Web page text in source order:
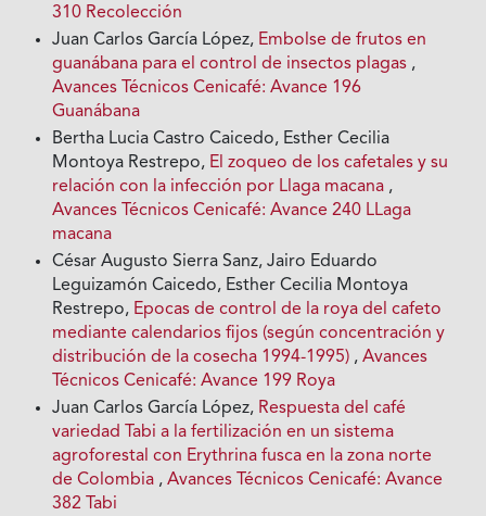
310 Recolección
Juan Carlos García López, Embolse de frutos en
guanábana para el control de insectos plagas ,
Avances Técnicos Cenicafé: Avance 196
Guanábana
Bertha Lucia Castro Caicedo, Esther Cecilia
Montoya Restrepo, El zoqueo de los cafetales y su
relación con la infección por Llaga macana ,
Avances Técnicos Cenicafé: Avance 240 LLaga
macana
César Augusto Sierra Sanz, Jairo Eduardo
Leguizamón Caicedo, Esther Cecilia Montoya
Restrepo, Epocas de control de la roya del cafeto
mediante calendarios fijos (según concentración y
distribución de la cosecha 1994-1995) ,Avances
Técnicos Cenicafé: Avance 199 Roya
Juan Carlos García López, Respuesta del café
variedad Tabi a la fertilización en un sistema
agroforestal con Erythrina fusca en la zona norte
de Colombia ,Avances Técnicos Cenicafé: Avance
382 Tabi